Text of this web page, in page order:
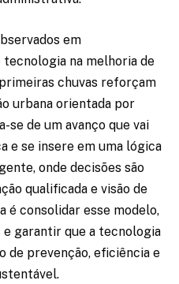
em
tecnologia na melhoria de
chuvas reforçam
urbana orientada por
se de um avanço que vai
e se insere em uma lógica
onde decisões são
qualificada e visão de
é consolidar esse modelo,
garantir que a tecnologia
de prevenção, eficiência e